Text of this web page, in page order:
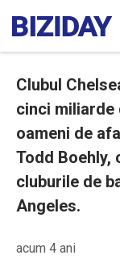
Clubul
cinci miliarde
oameni de
Todd Boehly,
cluburile de
Angeles.
acum 4 ani